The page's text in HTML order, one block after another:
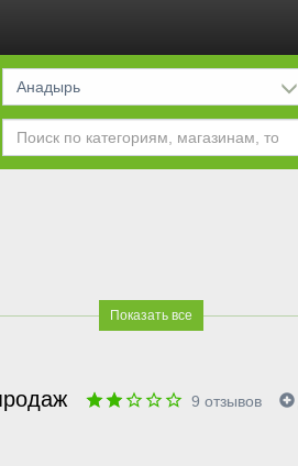
Анадырь
Показать все
9 отзывов